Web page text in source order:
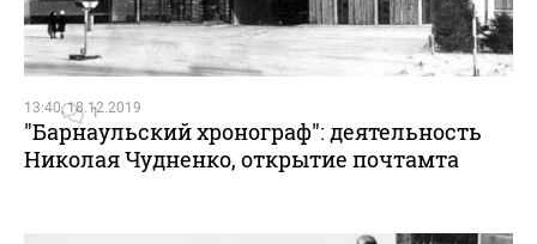
13:40, 18.12.2019
1
"Барнаульский хронограф": деятельность
Николая Чудненко, открытие почтамта